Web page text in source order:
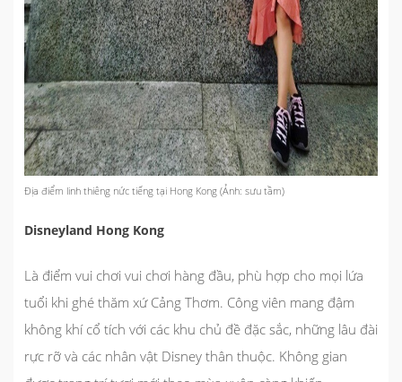
Địa điểm linh thiêng nức tiếng tại Hong Kong (Ảnh: sưu tầm)
Disneyland Hong Kong
Là điểm vui chơi vui chơi hàng đầu, phù hợp cho mọi lứa
tuổi khi ghé thăm xứ Cảng Thơm. Công viên mang đậm
không khí cổ tích với các khu chủ đề đặc sắc, những lâu đài
rực rỡ và các nhân vật Disney thân thuộc. Không gian